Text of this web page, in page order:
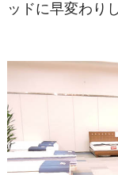
ッドに早変わり